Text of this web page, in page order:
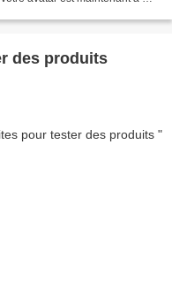
des produits